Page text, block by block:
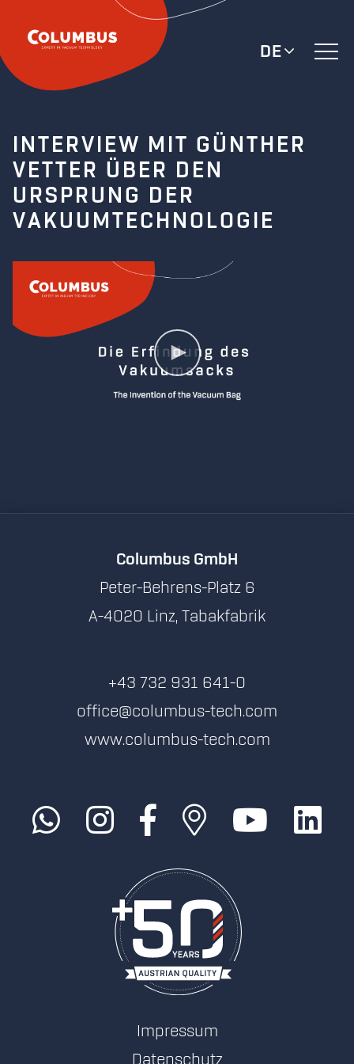
DE
INTERVIEW MIT GÜNTHER
VETTER ÜBER DEN
URSPRUNG DER
VAKUUMTECHNOLOGIE
Columbus GmbH
Peter-Behrens-Platz 6
A-4020 Linz, Tabakfabrik
+43 732 931 641-0
office@columbus-tech.com
www.columbus-tech.com
Impressum
Datenschutz